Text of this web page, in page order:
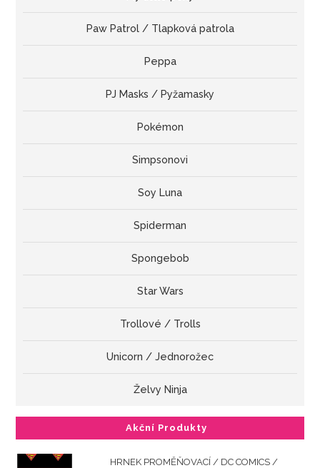
Paw Patrol / Tlapková patrola
Peppa
PJ Masks / Pyžamasky
Pokémon
Simpsonovi
Soy Luna
Spiderman
Spongebob
Star Wars
Trollové / Trolls
Unicorn / Jednorožec
Želvy Ninja
Akční Produkty
HRNEK PROMĚŇOVACÍ / DC COMICS /